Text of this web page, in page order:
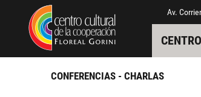
Pasar al contenido principal
Jump to main content Av.
CONFERENCIAS - CHARLAS